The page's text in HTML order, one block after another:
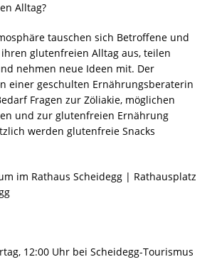
Alltag?
tauschen sich Betroffene und
glutenfreien Alltag aus, teilen
nehmen neue Ideen mit. Der
einer geschulten Ernährungsberaterin
Fragen zur Zöliakie, möglichen
und zur glutenfreien Ernährung
werden glutenfreie Snacks
im Rathaus Scheidegg | Rathausplatz
12:00 Uhr bei Scheidegg-Tourismus